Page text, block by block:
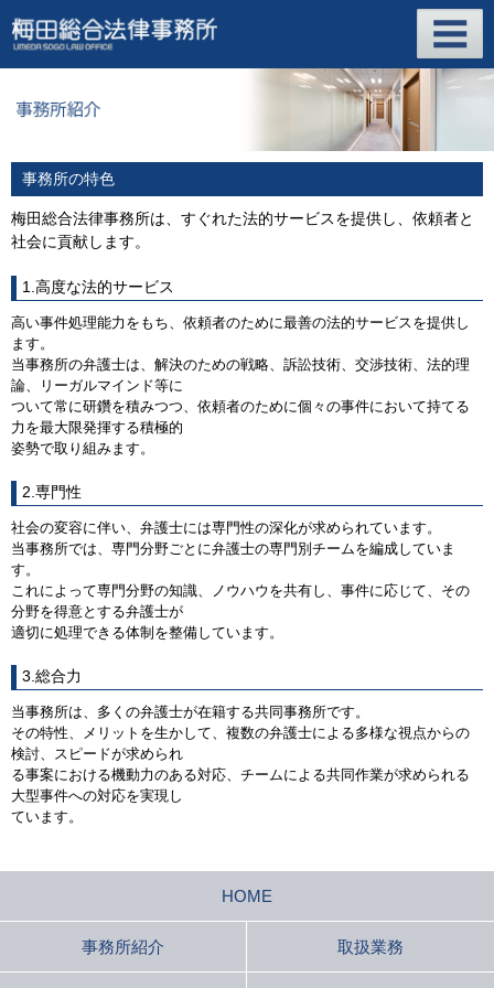
事務所の特色
梅田総合法律事務所は、すぐれた法的サービスを提供し、依頼者と
社会に貢献します。
1.高度な法的サービス
高い事件処理能力をもち、依頼者のために最善の法的サービスを提供し
ます。
当事務所の弁護士は、解決のための戦略、訴訟技術、交渉技術、法的理
論、リーガルマインド等に
ついて常に研鑽を積みつつ、依頼者のために個々の事件において持てる
力を最大限発揮する積極的
姿勢で取り組みます。
2.専門性
社会の変容に伴い、弁護士には専門性の深化が求められています。
当事務所では、専門分野ごとに弁護士の専門別チームを編成していま
す。
これによって専門分野の知識、ノウハウを共有し、事件に応じて、その
分野を得意とする弁護士が
適切に処理できる体制を整備しています。
3.総合力
当事務所は、多くの弁護士が在籍する共同事務所です。
その特性、メリットを生かして、複数の弁護士による多様な視点からの
検討、スピードが求められ
る事案における機動力のある対応、チームによる共同作業が求められる
大型事件への対応を実現し
ています。
HOME
事務所紹介 取扱業務